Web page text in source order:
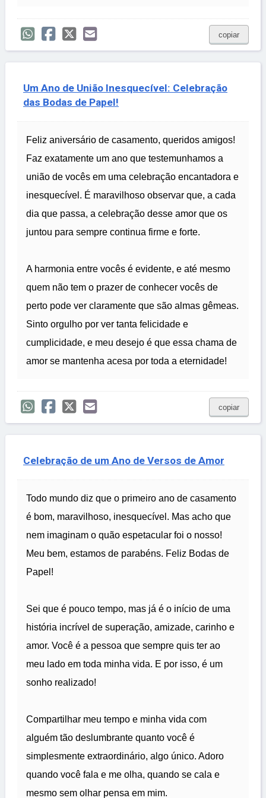
copiar
Um Ano de União Inesquecível: Celebração
das Bodas de Papel!
Feliz aniversário de casamento, queridos amigos!
Faz exatamente um ano que testemunhamos a
união de vocês em uma celebração encantadora e
inesquecível. É maravilhoso observar que, a cada
dia que passa, a celebração desse amor que os
juntou para sempre continua firme e forte.
A harmonia entre vocês é evidente, e até mesmo
quem não tem o prazer de conhecer vocês de
perto pode ver claramente que são almas gêmeas.
Sinto orgulho por ver tanta felicidade e
cumplicidade, e meu desejo é que essa chama de
amor se mantenha acesa por toda a eternidade!
copiar
Celebração de um Ano de Versos de Amor
Todo mundo diz que o primeiro ano de casamento
é bom, maravilhoso, inesquecível. Mas acho que
nem imaginam o quão espetacular foi o nosso!
Meu bem, estamos de parabéns. Feliz Bodas de
Papel!
Sei que é pouco tempo, mas já é o início de uma
história incrível de superação, amizade, carinho e
amor. Você é a pessoa que sempre quis ter ao
meu lado em toda minha vida. E por isso, é um
sonho realizado!
Compartilhar meu tempo e minha vida com
alguém tão deslumbrante quanto você é
simplesmente extraordinário, algo único. Adoro
quando você fala e me olha, quando se cala e
mesmo sem olhar pensa em mim.